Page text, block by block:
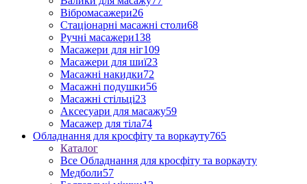
Вібромасажери26
Стаціонарні масажні столи68
Ручні масажери138
Масажери для ніг109
Масажери для шиї23
Масажні накидки72
Масажні подушки56
Масажні стільці23
Аксесуари для масажу59
Масажер для тіла74
Обладнання для кросфіту та воркауту765
Каталог
Все Обладнання для кросфіту та воркауту
Медболи57